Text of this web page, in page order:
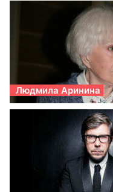
Людмила Аринина